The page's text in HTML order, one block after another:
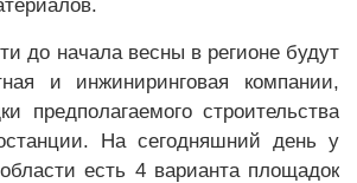
до начала весны в регионе будут
и инжиниринговая компании,
предполагаемого строительства
На сегодняшний день у
есть 4 варианта площадок